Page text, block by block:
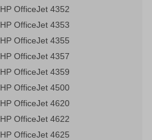
HP OfficeJet 4352
HP OfficeJet 4353
HP OfficeJet 4355
HP OfficeJet 4357
HP OfficeJet 4359
HP OfficeJet 4500
HP OfficeJet 4620
HP OfficeJet 4622
HP OfficeJet 4625